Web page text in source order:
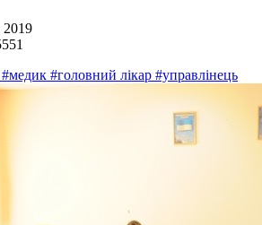
2019
#медик #головний лікар #управлінець